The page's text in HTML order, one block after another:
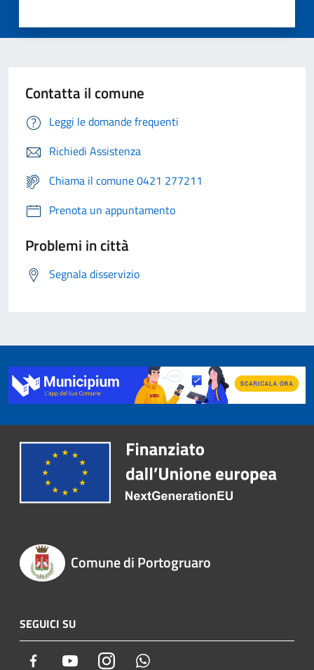
Contatta il comune
Leggi le domande frequenti
Richiedi Assistenza
Chiama il comune 0421 277211
Prenota un appuntamento
Problemi in città
Segnala disservizio
Comune di Portogruaro
SEGUICI SU
Facebook YoutubeInstagram